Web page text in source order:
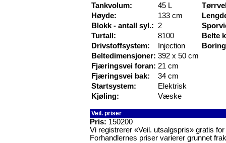
Tankvolum:
45 L
Høyde:
133 cm
Blokk - antall syl.:
2
Turtall:
8100
Drivstoffsystem:
Injection
Beltedimensjoner: 392 x 50 cm
Fjæringsvei foran: 21 cm
Fjæringsvei bak:
34 cm
Startsystem:
Elektrisk
Kjøling:
Væske
Belte
Veil. priser
Pris: 150200
Vi registrerer «Veil. utsalgspris» gratis
Forhandlernes priser varierer grunnet